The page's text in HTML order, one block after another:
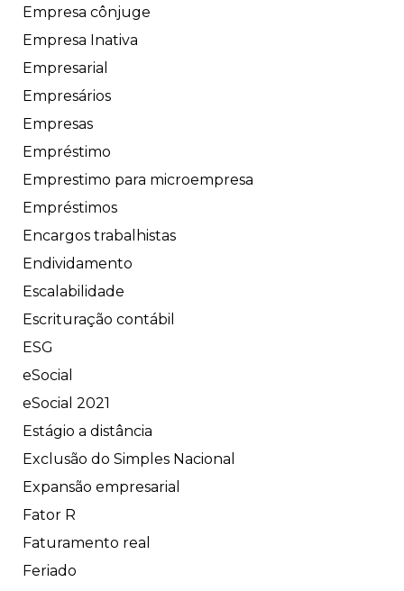
Empresa cônjuge
Empresa Inativa
Empresarial
Empresários
Empresas
Empréstimo
Emprestimo para microempresa
Empréstimos
Encargos trabalhistas
Endividamento
Escalabilidade
Escrituração contábil
ESG
eSocial
eSocial 2021
Estágio a distância
Exclusão do Simples Nacional
Expansão empresarial
Fator R
Faturamento real
Feriado